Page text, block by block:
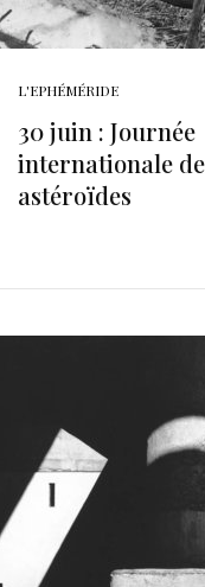
L'EPHÉMÉRIDE
30 juin : Journée
internationale
astéroïdes